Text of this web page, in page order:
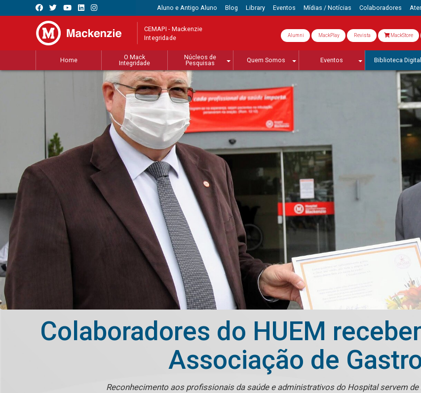
Aluno e Antigo Aluno Blog Library Eventos Mídias / Notícias Colaboradores
CEMAPI - Mackenzie
Integridade Alumni MackPlay Revista MackStore
Home
O Mack
Integridade
Núcleos de
Pesquisas
Quem Somos Eventos Biblioteca Digital
Colaboradores do HUEM
Associação de
Reconhecimento aos profissionais da saúde e administrativos do Hospital servem